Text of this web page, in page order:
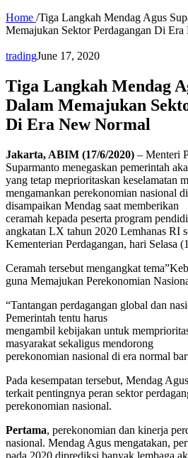
Home /Tiga Langkah Mendag Agus
Memajukan Sektor Perdagangan Di
tradingJune 17, 2020
Tiga Langkah Mendag
Dalam Memajukan
Di Era New Normal
Jakarta, ABIM (17/6/2020) – Menteri
Suparmanto menegaskan pemerintah
yang tetap meprioritaskan keselamatan
mengamankan perekonomian nasional
disampaikan Mendag saat memberikan
ceramah kepada peserta program
angkatan LX tahun 2020 Lemhanas RI
Kementerian Perdagangan, hari Selasa
Ceramah tersebut mengangkat
guna Memajukan Perekonomian
“Tantangan perdagangan global dan
Pemerintah tentu harus
mengambil kebijakan untuk
masyarakat sekaligus mendorong
perekonomian nasional di era normal
Pada kesempatan tersebut, Mendag
terkait pentingnya peran sektor
perekonomian nasional.
Pertama, perekonomian dan kinerja
nasional. Mendag Agus mengatakan,
pada 2020 diprediksi banyak lembaga